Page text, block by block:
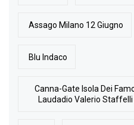
Assago Milano 12 Giugno
Blu Indaco
Canna-Gate Isola Dei
Laudadio Valerio